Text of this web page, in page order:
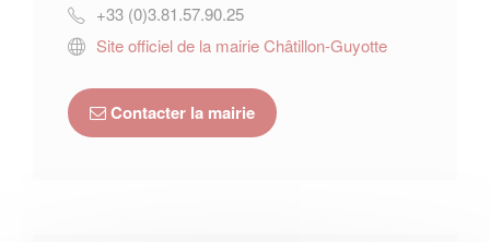
+33 (0)3.81.57.90.25
Site officiel de la mairie Châtillon-Guyotte
Contacter la mairie